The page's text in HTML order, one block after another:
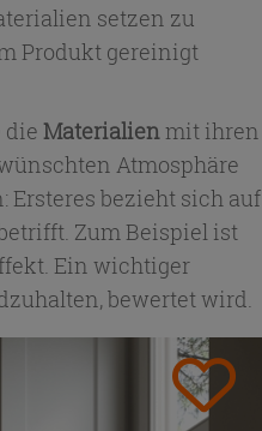
setzen zu
Produkt gereinigt
die Materialienmit ihren
Atmosphäre
Ersteres bezieht sich auf
Zum Beispiel ist
Ein wichtiger
bewertet wird.